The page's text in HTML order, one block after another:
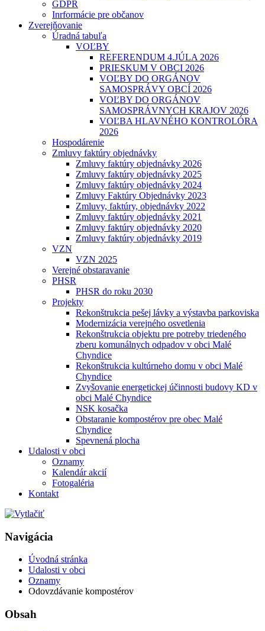
GDPR
Inrformácie pre občanov
Zverejňovanie
Úradná tabuľa
VOĽBY
REFERENDUM 4.JÚLA 2026
PRIESKUM V OBCI 2026
VOĽBY DO ORGÁNOV
SAMOSPRÁVY OBCÍ 2026
VOĽBY DO ORGÁNOV
SAMOSPRÁVNYCH KRAJOV 2026
VOĽBA HLAVNÉHO KONTROLÓRA
2026
Hospodárenie
Zmluvy faktúry objednávky
Zmluvy faktúry objednávky 2026
Zmluvy faktúry objednávky 2025
Zmluvy faktúry objednávky 2024
Zmluvy Faktúry Objednávky 2023
Zmluvy, faktúry, objednávky 2022
Zmluvy faktúry objednávky 2021
Zmluvy faktúry objednávky 2020
Zmluvy faktúry objednávky 2019
VZN
VZN 2025
Verejné obstaravanie
PHSR
PHSR do roku 2030
Projekty
Rekonštrukcia pešej lávky a výstavba parkoviska
Modernizácia verejného osvetlenia
Rekonštrukcia objektu pre potreby triedeného
zberu komunálnych odpadov v obci Malé
Chyndice
Rekonštrukcia kultúrneho domu v obci Malé
Chyndice
Zvyšovanie energetickej účinnosti budovy KD v
obci Malé Chyndice
NSK kosačka
Obstaranie kompostérov pre obec Malé
Chyndice
Spevnená plocha
Udalosti v obci
Oznamy
Kalendár akcií
Fotogaléria
Kontakt
Navigácia
Úvodná stránka
Udalosti v obci
Oznamy
Odovzdávanie kompostérov
Obsah